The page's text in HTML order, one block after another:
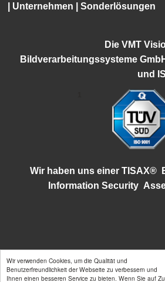
Wir verwenden Cookies, um die Qualität und
Benutzerfreundlichkeit der Webseite zu verbessern und
Ihnen einen besseren Service zu bieten. Wenn Sie auf
Unternehmen |Sonderlösungen
Die VMT
Bildverarbeitungssysteme
und
Wir haben uns einer TISAX®
Information Security
©2026 VMT Bildverarbeitungssysteme
68219 Mannheim | info@vmt-